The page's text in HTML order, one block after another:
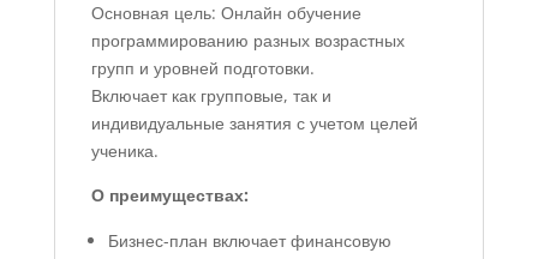
Основная цель: Онлайн обучение
программированию разных возрастных
групп и уровней подготовки.
Включает как групповые, так и
индивидуальные занятия с учетом целей
ученика.
О преимуществах:
Бизнес-план включает финансовую